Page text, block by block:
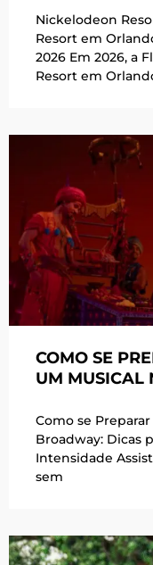
Nickelodeon
Resort em
2026 Em 2026, a
Resort em
COMO SE
UM MUSICAL
Como se
Broadway: Dicas
Intensidade
sem